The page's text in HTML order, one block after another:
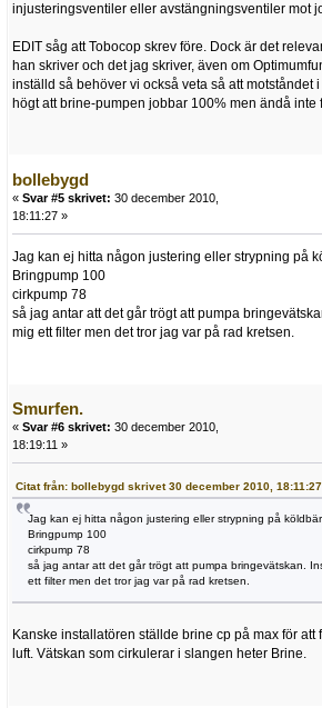
injusteringsventiler eller avstängningsventiler mot
EDIT såg att Tobocop skrev före. Dock är det
han skriver och det jag skriver, även om
inställd så behöver vi också veta så att motståndet
högt att brine-pumpen jobbar 100% men ändå inte
bollebygd
« Svar #5 skrivet: 30 december 2010,
18:11:27 »
Jag kan ej hitta någon justering eller strypning på
Bringpump 100
cirkpump 78
så jag antar att det går trögt att pumpa
mig ett filter men det tror jag var på rad kretsen.
Smurfen.
« Svar #6 skrivet: 30 december 2010,
18:19:11 »
Citat från: bollebygd skrivet 30 december 2010, 18:11:27
Jag kan ej hitta någon justering eller strypning på
Bringpump 100
cirkpump 78
så jag antar att det går trögt att pumpa bringevätskan.
ett filter men det tror jag var på rad kretsen.
Kanske installatören ställde brine cp på max för att
luft. Vätskan som cirkulerar i slangen heter Brine.